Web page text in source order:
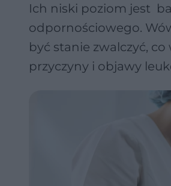
Ich niski poziom jest
odpornościowego.
być stanie zwalczyć,
przyczyny i objawy